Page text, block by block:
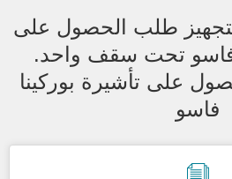
لتجهيز طلب الحصول على
فاسو تحت سقف واحد.
على تأشيرة بوركينا
فاسو